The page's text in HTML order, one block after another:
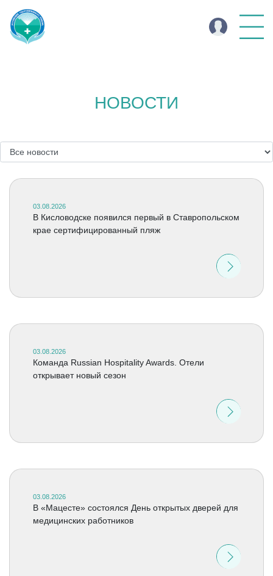
НОВОСТИ
03.08.2026
В Кисловодске появился первый в Ставропольском
крае сертифицированный пляж
03.08.2026
Команда Russian Hospitality Awards. Отели
открывает новый сезон
03.08.2026
В «Мацесте» состоялся День открытых дверей для
медицинских работников